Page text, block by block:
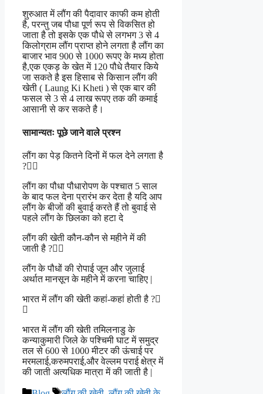
शुरुआत में लौंग की पैदावार काफी कम होती
है, परन्तु जब पौधा पूर्ण रूप से विकसित हो
जाता है तो इसके एक पौधे से लगभग 3 से 4
किलोग्राम लौंग प्राप्त होने लगता है लौंग का
बाजार भाव 900 से 1000 रूपए के मध्य होता
है,एक एकड़ के खेत में 120 पौधे तैयार किये
जा सकते है इस हिसाब से किसान लौंग की
खेती ( Laung Ki Kheti ) से एक बार की
फसल से 3 से 4 लाख रूपए तक की कमाई
आसानी से कर सकते है।
सामान्यतः पूछे जाने वाले प्रश्न
लौंग का पेड़ कितने दिनों में फल देने लगता है
?
लौंग का पौधा पौधारोपण के पश्चात 5 साल
के बाद फल देना प्रारंभ कर देता है यदि आप
लौंग के बीजों की बुवाई करते हैं तो बुवाई से
पहले लौंग के छिलका को हटा दे
लौंग की खेती कौन-कौन से महीने में की
जाती है ?
लौंग के पौधों की रोपाई जून और जुलाई
अर्थात मानसून के महीने में करना चाहिए |
भारत में लौंग की खेती कहां-कहां होती है ?
भारत में लौंग की खेती तमिलनाडु के
कन्याकुमारी जिले के पश्चिमी घाट में समुद्र
तल से 600 से 1000 मीटर की ऊंचाई पर
मरमलाई,करुमपराई,और वेल्लम पराई क्षेत्र में
की जाती अत्यधिक मात्रा में की जाती है |
CategoriesTags